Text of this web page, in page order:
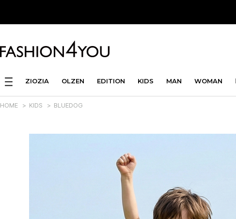
ZIOZIA OLZEN EDITION KIDS MAN WOMAN
HOME > KIDS > BLUEDOG